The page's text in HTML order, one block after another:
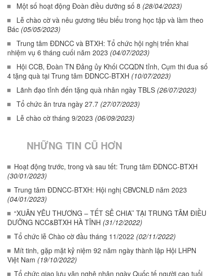
Một số hoạt động Đoàn điều dưỡng số 8 (28/04/2023)
Lễ chào cờ và nêu gương tiêu biểu trong học tập và làm theo
Bác (05/05/2023)
Trung tâm ĐDNCC và BTXH: Tổ chức hội nghị triển khai
nhiệm vụ 6 tháng cuối năm 2023 (04/07/2023)
Hội CCB, Đoàn TN Đảng ủy Khối CCQDN tỉnh, Cụm thi đua số
4 tặng quà tại Trung tâm ĐDNCC-BTXH (10/07/2023)
Lãnh đạo tỉnh đến tặng quà nhân ngày TBLS (26/07/2023)
Tổ chức ăn trưa ngày 27.7 (27/07/2023)
Lễ chào cờ tháng 9/2023 (06/09/2023)
NHỮNG TIN CŨ HƠN
Hoạt động trước, trong và sau tết: Trung tâm ĐDNCC-BTXH
(30/01/2023)
Trung tâm ĐDNCC-BTXH: Hội nghị CBVCNLĐ năm 2023
(04/01/2023)
“XUÂN YÊU THƯƠNG – TẾT SẺ CHIA’’ TẠI TRUNG TÂM ĐIỀU
DƯỠNG NCC&BTXH HÀ TĨNH (31/12/2022)
Tổ chức lễ Chào cờ đầu tháng 11/2022 (02/11/2022)
Mít tinh, gặp mặt kỷ niệm 92 năm ngày thành lập Hội LHPN
Việt Nam (19/10/2022)
Tổ chức giao lưu văn nghệ nhân ngày Quốc tế người cao tuổi